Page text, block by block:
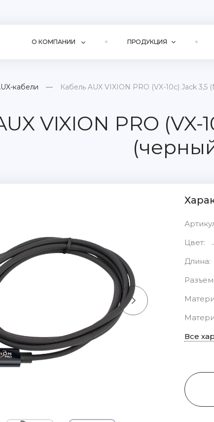
О КОМПАНИИ ПРОДУКЦИЯ
кабели Кабель AUX VIXION PRO (VX-10c) Jack 3,5
VIXION PRO (VX-
Цвет:
Длина:
Все